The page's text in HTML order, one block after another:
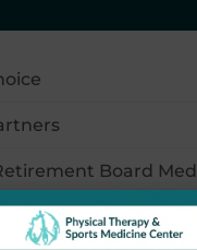
Board
Health